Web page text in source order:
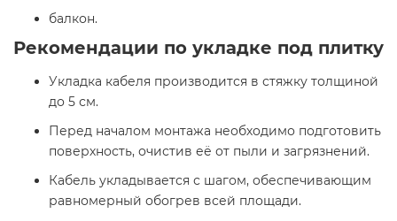
балкон.​
Рекомендации по укладке под плитку
Укладка кабеля производится в стяжку толщиной
до 5 см.​
Перед началом монтажа необходимо подготовить
поверхность, очистив её от пыли и загрязнений.​
Кабель укладывается с шагом, обеспечивающим
равномерный обогрев всей площади.​